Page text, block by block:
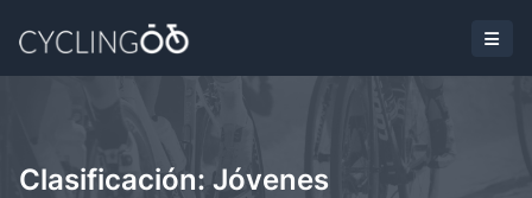
Clasificación: Jóvenes